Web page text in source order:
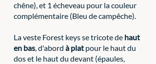
chêne), et 1 écheveau pour la couleur
complémentaire (Bleu de campêche).
La veste Forest keys se tricote de haut
en bas, d'abord à plat pour le haut du
dos et le haut du devant (épaules,